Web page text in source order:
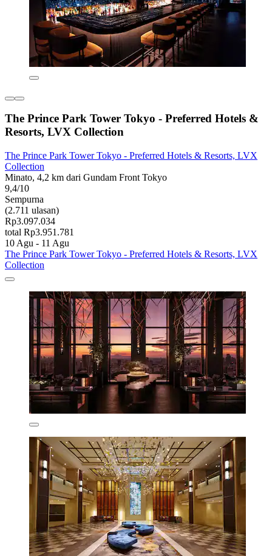
The Prince Park Tower Tokyo - Preferred Hotels &
Resorts, LVX Collection
The Prince Park Tower Tokyo - Preferred Hotels & Resorts, LVX
Collection
Minato, 4,2 km dari Gundam Front Tokyo
9,4/10
Sempurna
(2.711 ulasan)
Rp3.097.034
total Rp3.951.781
10 Agu - 11 Agu
The Prince Park Tower Tokyo - Preferred Hotels & Resorts, LVX
Collection